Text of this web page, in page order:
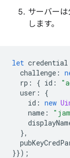
サーバー
します。
let credential
challenge :
rp : { id :
user :
{
id : new
name :
},
}});